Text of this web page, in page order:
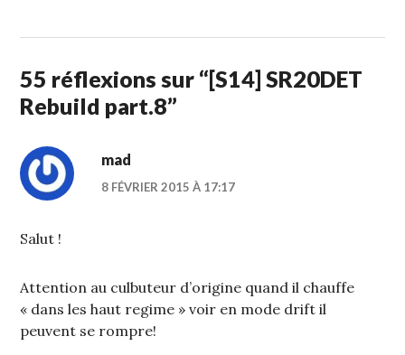
55 réflexions sur “[S14] SR20DET
Rebuild part.8”
mad
8 FÉVRIER 2015 À 17:17
Salut !
Attention au culbuteur d’origine quand il chauffe
« dans les haut regime » voir en mode drift il
peuvent se rompre!